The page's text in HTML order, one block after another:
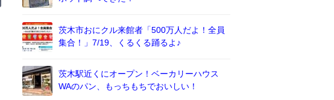
茨木市おにクル来館者「500万人だよ！全員
集合！」7/19、くるくる踊るよ♪
茨木駅近くにオープン！ベーカリーハウス
WAのパン、もっちもちでおいしい！